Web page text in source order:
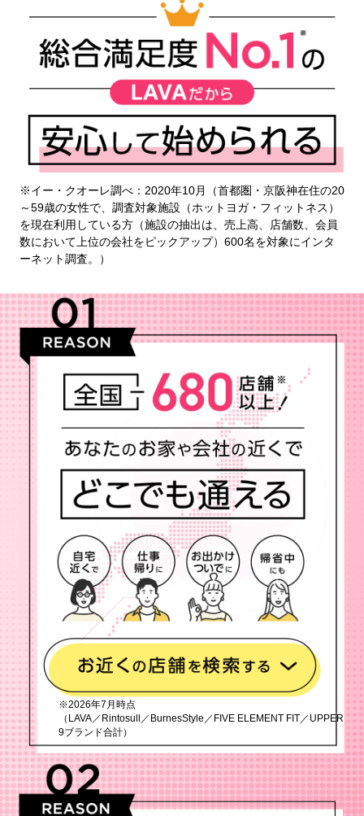
※イー・クオーレ調べ：2020年10月（首都圏・京阪神在住の20
～59歳の女性で、調査対象施設（ホットヨガ・フィットネス）
を現在利用している方（施設の抽出は、売上高、店舗数、会員
数において上位の会社をピックアップ）600名を対象にインタ
ーネット調査。）
※2026年7月時点
（LAVA／Rintosull／BurnesStyle／FIVE ELEMENT FIT／UPPER
9ブランド合計）